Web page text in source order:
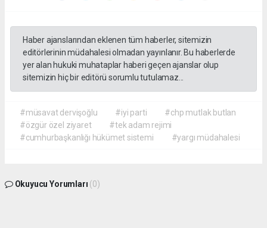
Haber ajanslarından eklenen tüm haberler, sitemizin
editörlerinin müdahalesi olmadan yayınlanır. Bu haberlerde
yer alan hukuki muhataplar haberi geçen ajanslar olup
sitemizin hiç bir editörü sorumlu tutulamaz...
#müsavat dervişoğlu #iyi parti
#chp mutlak butlan
#özgür özel ziyaret
#tek adam rejimi
#cumhurbaşkanlığı hükümet sistemi
#yargı müdahalesi
Okuyucu Yorumları (0)